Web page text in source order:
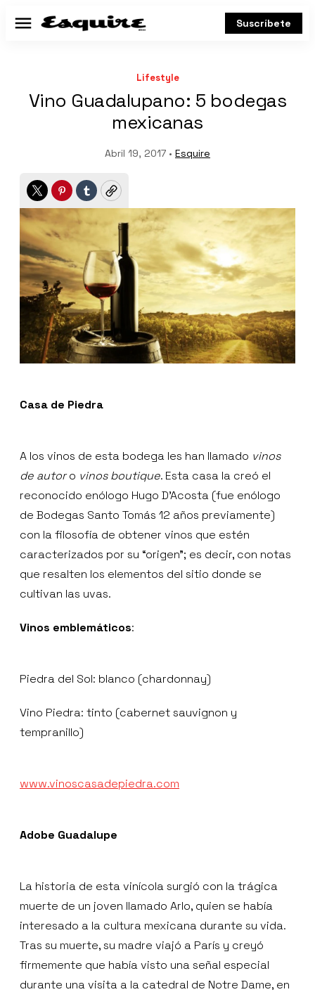
Menú Suscríbete
Lifestyle
Vino Guadalupano: 5 bodegas
mexicanas
Abril 19, 2017 • Esquire
TwitterPinterest
TumblrCopy
Casa de Piedra
A los vinos de esta bodega les han llamado vinos
de autoro vinos boutique. Esta casa la creó el
reconocido enólogo Hugo D’Acosta (fue enólogo
de Bodegas Santo Tomás 12 años previamente)
con la filosofía de obtener vinos que estén
caracterizados por su “origen”; es decir, con notas
que resalten los elementos del sitio donde se
cultivan las uvas.
Vinos emblemáticos:
Piedra del Sol: blanco (chardonnay)
Vino Piedra: tinto (cabernet sauvignon y
tempranillo)
www.vinoscasadepiedra.com
Adobe Guadalupe
La historia de esta vinícola surgió con la trágica
muerte de un joven llamado Arlo, quien se había
interesado a la cultura mexicana durante su vida.
Tras su muerte, su madre viajó a París y creyó
firmemente que había visto una señal especial
durante una visita a la catedral de Notre Dame, en